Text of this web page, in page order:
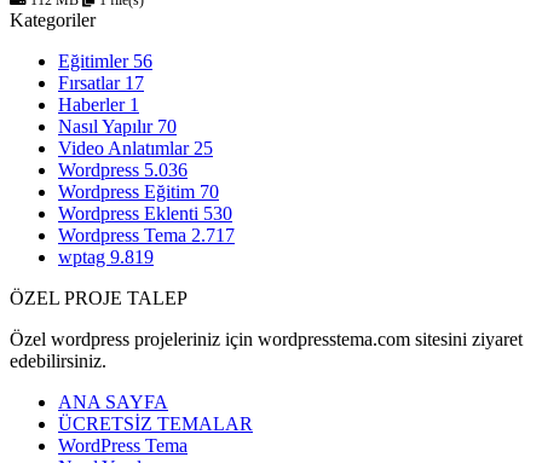
Kategoriler
Eğitimler 56
Fırsatlar 17
Haberler 1
Nasıl Yapılır 70
Video Anlatımlar 25
Wordpress 5.036
Wordpress Eğitim 70
Wordpress Eklenti 530
Wordpress Tema 2.717
wptag 9.819
ÖZEL PROJE TALEP
Özel wordpress projeleriniz için wordpresstema.com sitesini ziyaret
edebilirsiniz.
ANA SAYFA
ÜCRETSİZ TEMALAR
WordPress Tema